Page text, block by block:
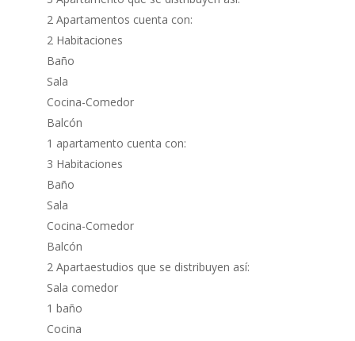
2 Apartamentos cuenta con:
2 Habitaciones
Baño
Sala
Cocina-Comedor
Balcón
1 apartamento cuenta con:
3 Habitaciones
Baño
Sala
Cocina-Comedor
Balcón
2 Apartaestudios que se distribuyen así:
Sala comedor
1 baño
Cocina